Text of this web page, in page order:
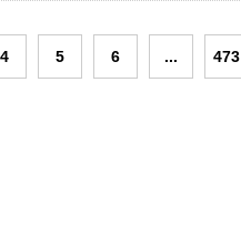
4 5 6 ... 473